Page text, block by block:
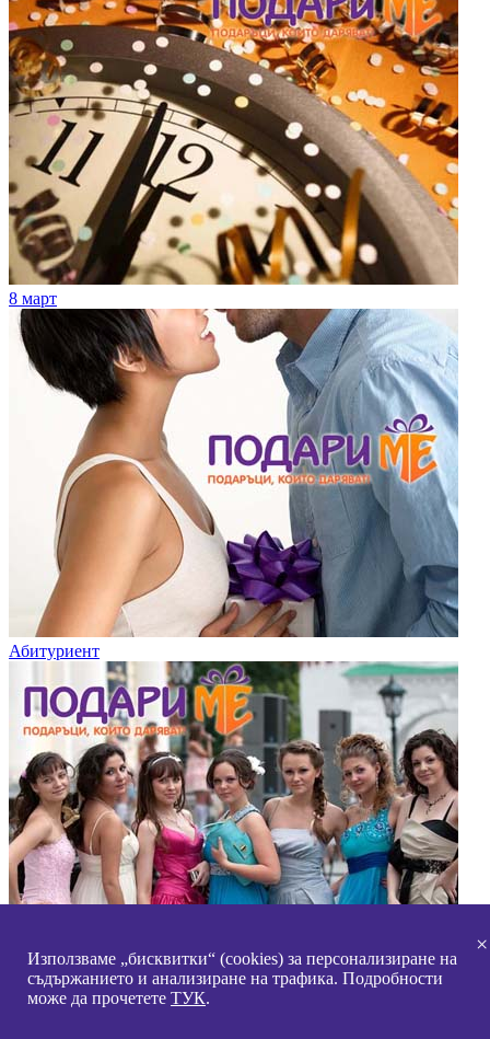
Използваме „бисквитки“ (cookies) за персонализиране на
съдържанието и анализиране на трафика. Подробности
може да прочетете ТУК.
×
8 март
Абитуриент